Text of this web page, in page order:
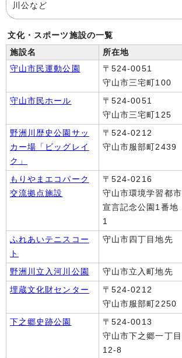
川公など
文化・スポーツ施設の一覧
施設名 所在地
守山市民運動公園
〒524-0051
守山市三宅町100
守山市民ホール
〒524-0051
守山市三宅町125
野洲川歴史公園サッ
カー場「ビッグレイ
ク」
〒524-0212
守山市服部町2439
もりやまエコパーク
交流拠点施設
〒524-0216
守山市環境学習都市
宣言記念公園1番地
1
ふれあいテニスコー
ト
守山市四丁目地先
野洲川立入河川公園 守山市立入町地先
埋蔵文化財センター
〒524-0212
守山市服部町2250
下之郷史跡公園
〒524-0013
守山市下之郷一丁目
12-8